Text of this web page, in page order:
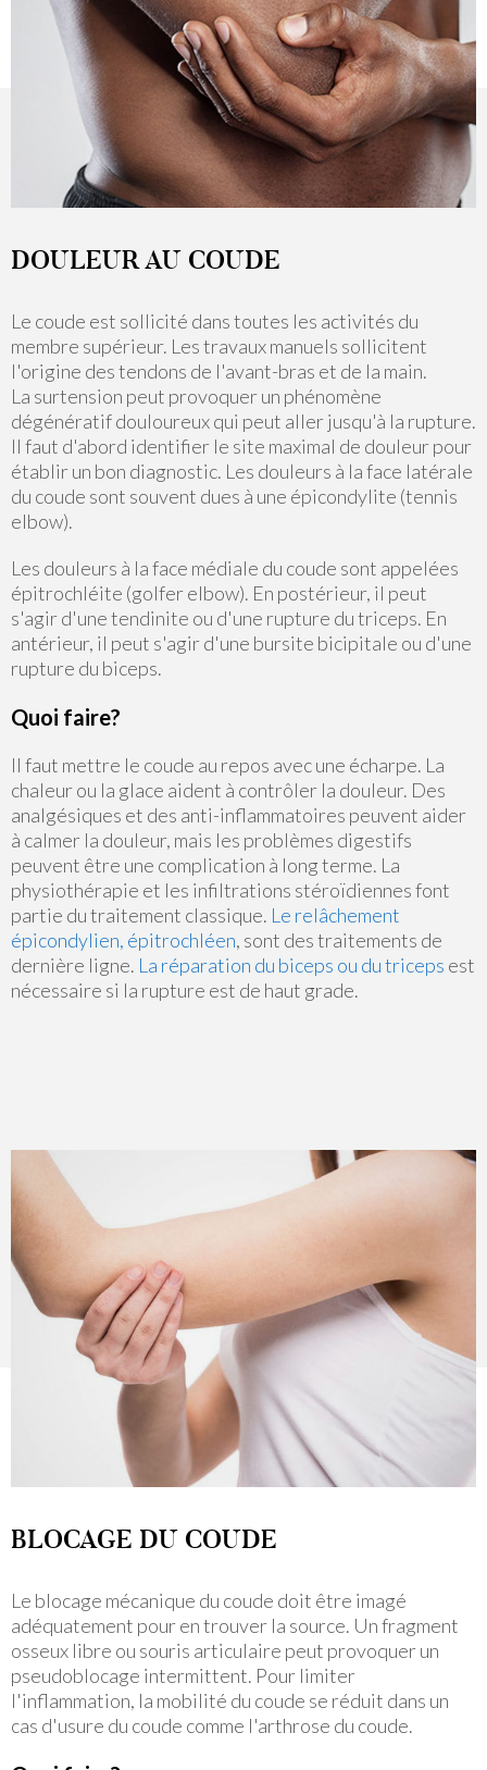
DOULEUR AU COUDE
Le coude est sollicité dans toutes les activités du
membre supérieur. Les travaux manuels sollicitent
l'origine des tendons de l'avant-bras et de la main.
La surtension peut provoquer un phénomène
dégénératif douloureux qui peut aller jusqu'à la rupture.
Il faut d'abord identifier le site maximal de douleur pour
établir un bon diagnostic. Les douleurs à la face latérale
du coude sont souvent dues à une épicondylite (tennis
elbow).
Les douleurs à la face médiale du coude sont appelées
épitrochléite (golfer elbow). En postérieur, il peut
s'agir d'une tendinite ou d'une rupture du triceps. En
antérieur, il peut s'agir d'une bursite bicipitale ou d'une
rupture du biceps.
Quoi faire?
Il faut mettre le coude au repos avec une écharpe. La
chaleur ou la glace aident à contrôler la douleur. Des
analgésiques et des anti-inflammatoires peuvent aider
à calmer la douleur, mais les problèmes digestifs
peuvent être une complication à long terme. La
physiothérapie et les infiltrations stéroïdiennes font
partie du traitement classique. Le relâchement
épicondylien, épitrochléen, sont des traitements de
dernière ligne. La réparation du biceps ou du triceps est
nécessaire si la rupture est de haut grade.
BLOCAGE DU COUDE
Le blocage mécanique du coude doit être imagé
adéquatement pour en trouver la source. Un fragment
osseux libre ou souris articulaire peut provoquer un
pseudoblocage intermittent. Pour limiter
l'inflammation, la mobilité du coude se réduit dans un
cas d'usure du coude comme l'arthrose du coude.